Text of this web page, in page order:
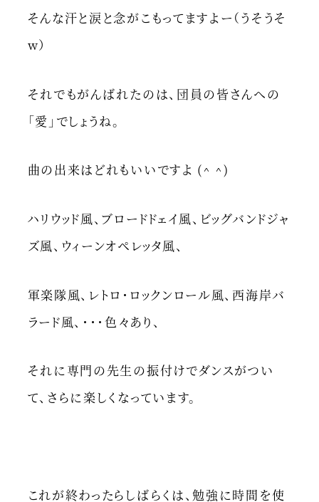
そんな汗と涙と念がこもってますよー（うそうそ
w）
それでもがんばれたのは、団員の皆さんへの
「愛」でしょうね。
曲の出来はどれもいいですよ (^ ^)
ハリウッド風、ブロードドェイ風、ビッグバンドジャ
ズ風、ウィーンオペレッタ風、
軍楽隊風、レトロ・ロックンロール風、西海岸バ
ラード風、・・・色々あり、
それに専門の先生の振付けでダンスがつい
て、さらに楽しくなっています。
これが終わったらしばらくは、勉強に時間を使